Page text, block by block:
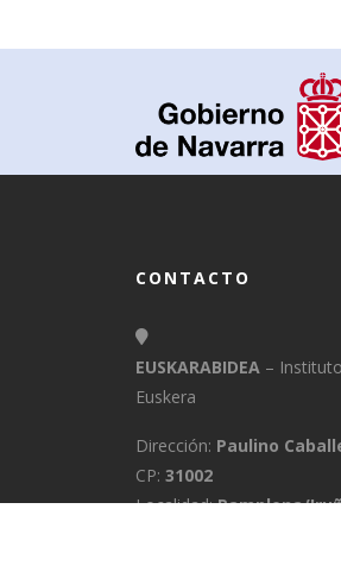
CONTACTO
EUSKARABIDEA –
Euskera
Dirección: Paulino
CP: 31002
Localidad:Pamplona/